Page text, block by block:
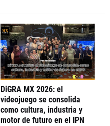
DiGRA MX 2026: el
videojuego se consolida
como cultura, industria y
motor de futuro en el IPN